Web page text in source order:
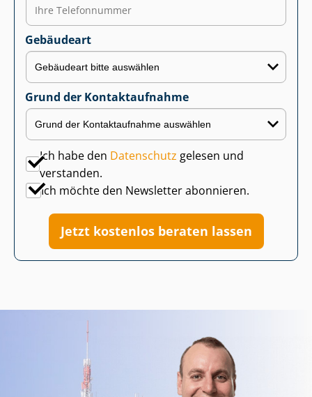
Gebäudeart
Grund der Kontaktaufnahme
Ich habe den Datenschutz gelesen und
verstanden.
Ich möchte den Newsletter abonnieren.
Jetzt kostenlos beraten lassen